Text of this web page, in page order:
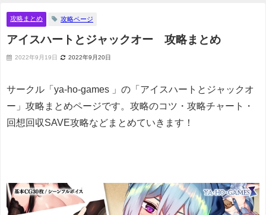
攻略まとめ 攻略ページ
アイスハートとジャックオー 攻略まとめ
2022年9月19日 2022年9月20日
サークル「ya-ho-games 」の「アイスハートとジャックオ
ー」攻略まとめページです。攻略のコツ・攻略チャート・
回想回収SAVE攻略などまとめていきます！